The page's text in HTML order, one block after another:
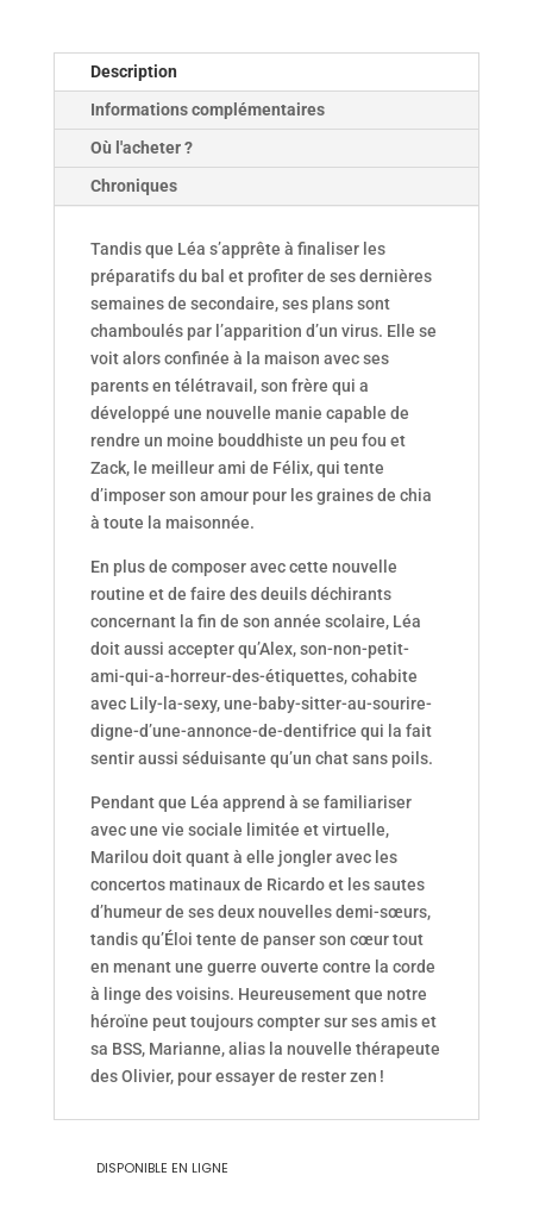
Description
Informations complémentaires
Où l'acheter ?
Chroniques
Tandis que Léa s’apprête à finaliser les
préparatifs du bal et profiter de ses dernières
semaines de secondaire, ses plans sont
chamboulés par l’apparition d’un virus. Elle se
voit alors confinée à la maison avec ses
parents en télétravail, son frère qui a
développé une nouvelle manie capable de
rendre un moine bouddhiste un peu fou et
Zack, le meilleur ami de Félix, qui tente
d’imposer son amour pour les graines de chia
à toute la maisonnée.
En plus de composer avec cette nouvelle
routine et de faire des deuils déchirants
concernant la fin de son année scolaire, Léa
doit aussi accepter qu’Alex, son-non-petit-
ami-qui-a-horreur-des-étiquettes, cohabite
avec Lily-la-sexy, une-baby-sitter-au-sourire-
digne-d’une-annonce-de-dentifrice qui la fait
sentir aussi séduisante qu’un chat sans poils.
Pendant que Léa apprend à se familiariser
avec une vie sociale limitée et virtuelle,
Marilou doit quant à elle jongler avec les
concertos matinaux de Ricardo et les sautes
d’humeur de ses deux nouvelles demi-sœurs,
tandis qu’Éloi tente de panser son cœur tout
en menant une guerre ouverte contre la corde
à linge des voisins. Heureusement que notre
héroïne peut toujours compter sur ses amis et
sa BSS, Marianne, alias la nouvelle thérapeute
des Olivier, pour essayer de rester zen !
DISPONIBLE EN LIGNE